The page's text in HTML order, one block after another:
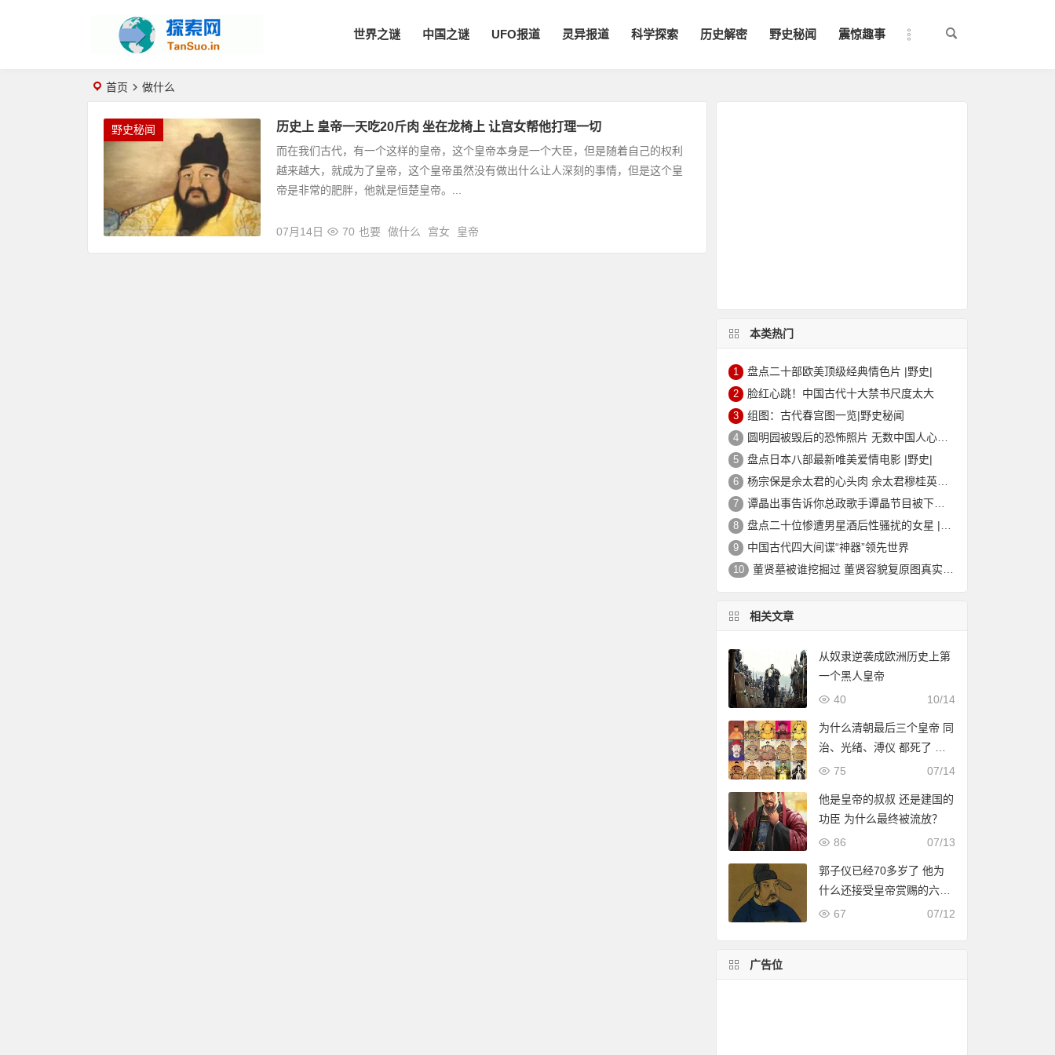
世界之谜 中国之谜 UFO报道 灵异报道 科学探索 历史解密 野史秘闻 震惊趣事
首页 做什么
野史秘闻 历史上 皇帝一天吃20斤肉 坐在龙椅上 让宫女帮他打理一切
而在我们古代，有一个这样的皇帝，这个皇帝本身是一个大臣，但是随着自己的权利
越来越大，就成为了皇帝，这个皇帝虽然没有做出什么让人深刻的事情，但是这个皇
帝是非常的肥胖，他就是恒楚皇帝。...
07月14日 70 也要 做什么 宫女 皇帝
本类热门
1 盘点二十部欧美顶级经典情色片 |野史|
2 脸红心跳！中国古代十大禁书尺度太大
3 组图：古代春宫图一览|野史秘闻
4 圆明园被毁后的恐怖照片 无数中国人心中的痛
5 盘点日本八部最新唯美爱情电影 |野史|
6 杨宗保是佘太君的心头肉 佘太君穆桂英的故事|野史秘闻
7 谭晶出事告诉你总政歌手谭晶节目被下架的真相
8 盘点二十位惨遭男星酒后性骚扰的女星 |野史|
9 中国古代四大间谍“神器”领先世界
10 董贤墓被谁挖掘过 董贤容貌复原图真实外貌|野史秘闻
相关文章
从奴隶逆袭成欧洲历史上第
一个黑人皇帝
10/14
40
为什么清朝最后三个皇帝 同
治、光绪、溥仪 都死了 没
有留下孩子
07/14
75
他是皇帝的叔叔 还是建国的
功臣 为什么最终被流放？
07/13
86
郭子仪已经70多岁了 他为
什么还接受皇帝赏赐的六大
美女？后来 他发现它真的很
07/12
67
广告位